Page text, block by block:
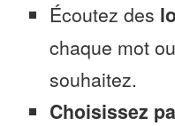
Écoutez des
chaque mot
souhaitez.
Choisissez